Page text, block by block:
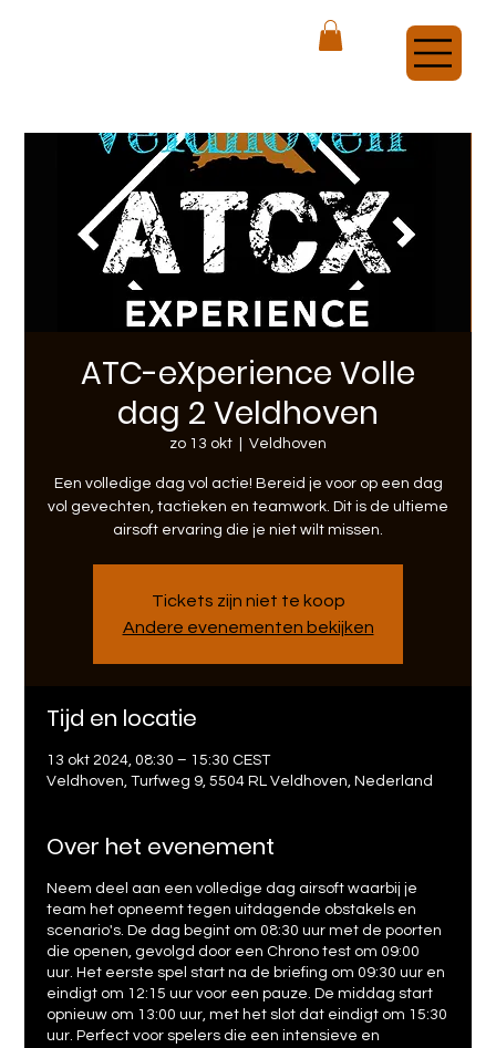
ATC-eXperience Volle
dag 2 Veldhoven
zo 13 okt Veldhoven
Een volledige dag vol actie! Bereid je voor op een dag
vol gevechten, tactieken en teamwork. Dit is de ultieme
airsoft ervaring die je niet wilt missen.
Tickets zijn niet te koop
Andere evenementen bekijken
Tijd en locatie
13 okt 2024, 08:30 – 15:30 CEST
Veldhoven, Turfweg 9, 5504 RL Veldhoven, Nederland
Over het evenement
Neem deel aan een volledige dag airsoft waarbij je
team het opneemt tegen uitdagende obstakels en
scenario's. De dag begint om 08:30 uur met de poorten
die openen, gevolgd door een Chrono test om 09:00
uur. Het eerste spel start na de briefing om 09:30 uur en
eindigt om 12:15 uur voor een pauze. De middag start
opnieuw om 13:00 uur, met het slot dat eindigt om 15:30
uur. Perfect voor spelers die een intensieve en